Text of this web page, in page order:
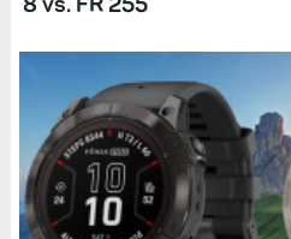
Související články